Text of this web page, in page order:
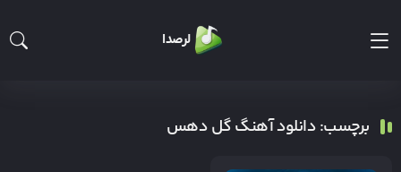
لرصدا
برچسب: دانلود آهنگ گل دهس